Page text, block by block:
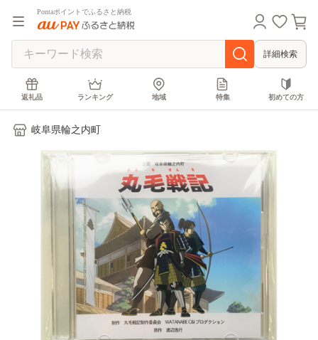
Pontaポイントでふるさと納税
詳細検索
返礼品 ランキング 地域 特集 初めての方
岐阜県輪之内町